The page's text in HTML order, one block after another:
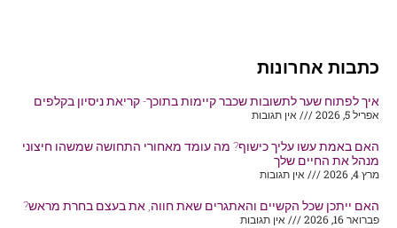
כתבות אחרונות
איך לפתוח שער לתשובות שכבר קיימות בתוכך- קריאת ניסיון בקלפים
אפריל 5, 2026
אין תגובות
האם באמת עשו עליך כישוף? מה עומד מאחורי התחושה שמשהו חיצוני
מנהל את החיים שלך
מרץ 4, 2026
אין תגובות
האם ייתכן שכל הקשיים והאתגרים שאת חווה, את בעצם בחרת מראש?
פברואר 16, 2026
אין תגובות